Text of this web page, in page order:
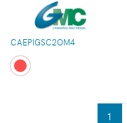
CAEPIGSC2OM4
1